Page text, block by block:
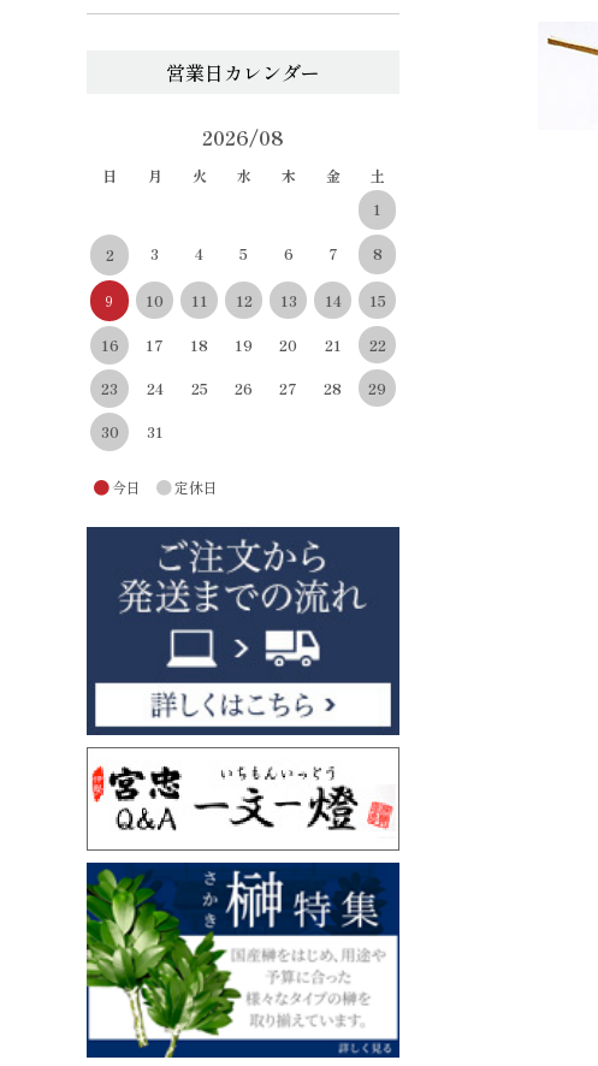
2026/08
日 月 火 水 木 金
土
1
2 3 4 5 6 7 8
9 10 11 12 13 14 15
16 17 18 19 20 21 22
23 24 25 26 27 28 29
30 31
●今日 ●定休日